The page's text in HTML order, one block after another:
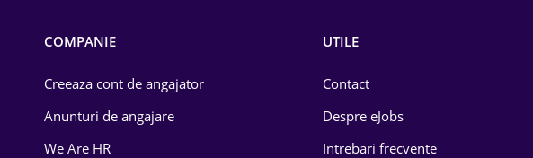
COMPANIE
Creeaza cont de angajator
Anunturi de angajare
We Are HR
UTILE
Contact
Despre eJobs
Intrebari frecvente